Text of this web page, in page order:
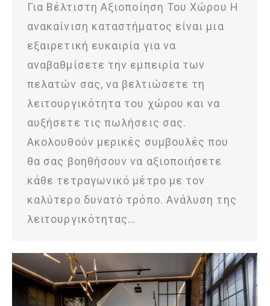
Για Βέλτιστη Αξιοποίηση Του Χώρου Η
ανακαίνιση καταστήματος είναι μια
εξαιρετική ευκαιρία για να
αναβαθμίσετε την εμπειρία των
πελατών σας, να βελτιώσετε τη
λειτουργικότητα του χώρου και να
αυξήσετε τις πωλήσεις σας.
Ακολουθούν μερικές συμβουλές που
θα σας βοηθήσουν να αξιοποιήσετε
κάθε τετραγωνικό μέτρο με τον
καλύτερο δυνατό τρόπο. Ανάλυση της
λειτουργικότητας…